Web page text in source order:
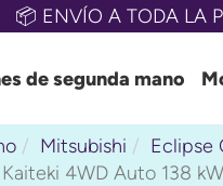
📦 ENVÍO A TODA LA
de segunda mano
Mitsubishi
Eclipse
4WD Auto 138